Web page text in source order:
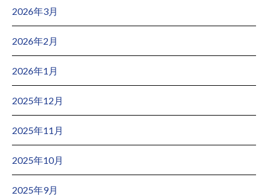
2026年3月
2026年2月
2026年1月
2025年12月
2025年11月
2025年10月
2025年9月